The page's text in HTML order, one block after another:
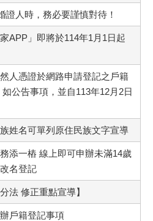
證人時，務必要謹慎對待！
家APP」即將於114年1月1日起
人憑證於網路申請登記之戶籍
公告事項，並自113年12月2日
姓名可單列原住民族文字宣導
添一樁 線上即可申辦未滿14歲
名登記
法 修正重點宣導】
戶籍登記事項